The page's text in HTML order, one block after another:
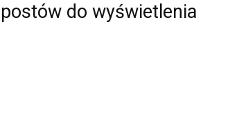
Partnerzy
do wyświetlenia